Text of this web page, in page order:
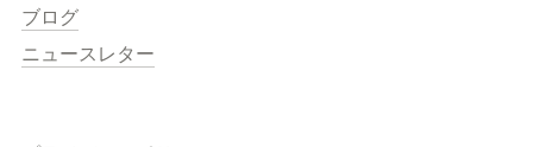
ブログ
ニュースレター